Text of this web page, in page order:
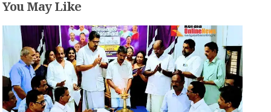
You May Like